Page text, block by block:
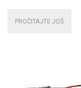
PROČITAJTE JOŠ